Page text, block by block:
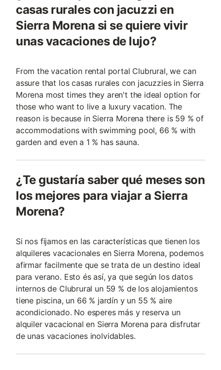
casas rurales con jacuzzi en
Sierra Morena si se quiere vivir
unas vacaciones de lujo?
From the vacation rental portal Clubrural, we can
assure that los casas rurales con jacuzzies in Sierra
Morena most times they aren't the ideal option for
those who want to live a luxury vacation. The
reason is because in Sierra Morena there is 59 % of
accommodations with swimming pool, 66 % with
garden and even a 1 % has sauna.
¿Te gustaría saber qué meses son
los mejores para viajar a Sierra
Morena?
Si nos fijamos en las características que tienen los
alquileres vacacionales en Sierra Morena, podemos
afirmar facilmente que se trata de un destino ideal
para verano. Esto és así, ya que según los datos
internos de Clubrural un 59 % de los alojamientos
tiene piscina, un 66 % jardín y un 55 % aire
acondicionado. No esperes más y reserva un
alquiler vacacional en Sierra Morena para disfrutar
de unas vacaciones inolvidables.